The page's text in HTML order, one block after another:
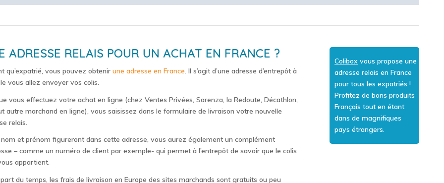
ADRESSE RELAIS POUR UN ACHAT EN FRANCE ?
qu’expatrié, vous pouvez obtenir une adresse en France. Il s’agit d’une adresse d’entrepôt à
vous allez envoyer vos colis.
vous effectuez votre achat en ligne (chez Ventes Privées, Sarenza, la Redoute, Décathlon,
autre marchand en ligne), vous saisissez dans le formulaire de livraison votre nouvelle
relais.
et prénom figureront dans cette adresse, vous aurez également un complément
– comme un numéro de client par exemple- qui permet à l’entrepôt de savoir que le colis
appartient.
du temps, les frais de livraison en Europe des sites marchands sont gratuits ou peu
Coliboxvous propose une
adresse relais en France
pour tous les expatriés !
Profitez de bons produits
Français tout en étant
dans de magnifiques
pays étrangers.